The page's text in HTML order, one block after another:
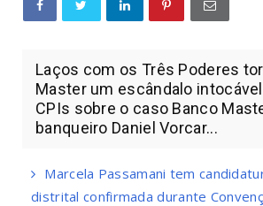
Laços com os Três Poderes
Master um escândalo
CPIs sobre o caso Banco
banqueiro Daniel Vorcar...
Marcela Passamani tem
distrital confirmada durante